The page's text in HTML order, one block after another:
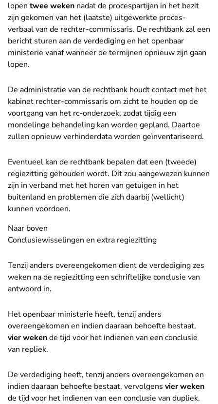
lopen twee weken nadat de procespartijen in het bezit
zijn gekomen van het (laatste) uitgewerkte proces-
verbaal van de rechter-commissaris. De rechtbank zal een
bericht sturen aan de verdediging en het openbaar
ministerie vanaf wanneer de termijnen opnieuw zijn gaan
lopen.
De administratie van de rechtbank houdt contact met het
kabinet rechter-commissaris om zicht te houden op de
voortgang van het rc-onderzoek, zodat tijdig een
mondelinge behandeling kan worden gepland. Daartoe
zullen opnieuw verhinderdata worden geïnventariseerd.
Eventueel kan de rechtbank bepalen dat een (tweede)
regiezitting gehouden wordt. Dit zou aangewezen kunnen
zijn in verband met het horen van getuigen in het
buitenland en problemen die zich daarbij (wellicht)
kunnen voordoen.
Naar boven
Conclusiewisselingen en extra regiezitting
Tenzij anders overeengekomen dient de verdediging zes
weken na de regiezitting een schriftelijke conclusie van
antwoord in.
Het openbaar ministerie heeft, tenzij anders
overeengekomen en indien daaraan behoefte bestaat,
vier wekende tijd voor het indienen van een conclusie
van repliek.
De verdediging heeft, tenzij anders overeengekomen en
indien daaraan behoefte bestaat, vervolgens vier weken
de tijd voor het indienen van een conclusie van dupliek.